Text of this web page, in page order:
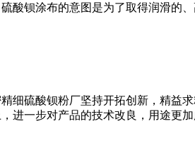
酸钡涂布的意图是为了取得润滑
细硫酸钡粉厂坚持开拓创新，精益
进一步对产品的技术改良，用途更